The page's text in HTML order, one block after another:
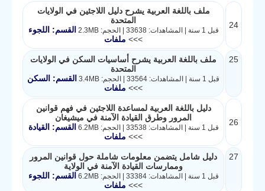
24
ملف باللغة العربية يشرح دليل اللاجئين في الولايات
المتحدة
قبل 1 سنة | المشاهدات: 33638 | الحجم: 2.3MB
القسم: اللجوء
>>> ملفات
25
ملف باللغة العربية يشرح أساسيات السكن في الولايات
المتحدة
قبل 1 سنة | المشاهدات: 33564 | الحجم: 3.4MB
القسم: السكن
>>> ملفات
26
دليل باللغة العربية لمساعدة اللاجئين في فهم قوانين
المرور وطرق القيادة الآمنة في ميشيغان
قبل 1 سنة | المشاهدات: 33538 | الحجم: 6.2MB
القسم: القيادة
>>> ملفات
27
دليل شامل يتضمن معلومات شاملة حول قوانين المرور
وممارسات القيادة الآمنة في الولاية
قبل 1 سنة | المشاهدات: 33384 | الحجم: 6.2MB
القسم: اللجوء
>>> ملفات